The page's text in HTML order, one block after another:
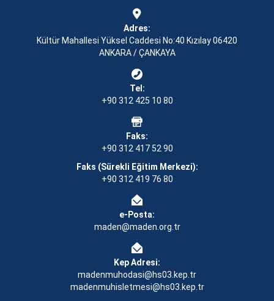
Adres:
Kültür Mahallesi Yüksel Caddesi No:40 Kızılay 06420
ANKARA / ÇANKAYA
Tel:
+90 312 425 10 80
Faks:
+90 312 417 52 90
Faks (Sürekli Eğitim Merkezi):
+90 312 419 76 80
e-Posta:
maden@maden.org.tr
Kep Adresi:
madenmuhodasi@hs03.kep.tr
madenmuhisletmesi@hs03.kep.tr